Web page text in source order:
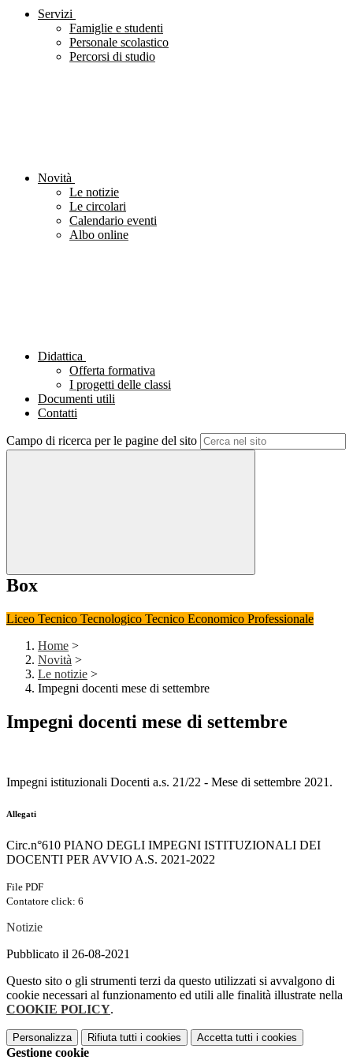
Servizi
Famiglie e studenti
Personale scolastico
Percorsi di studio
Novità
Le notizie
Le circolari
Calendario eventi
Albo online
Didattica
Offerta formativa
I progetti delle classi
Documenti utili
Contatti
Campo di ricerca per le pagine del sito
Box
Liceo Tecnico Tecnologico Tecnico Economico Professionale
Home >
Novità >
Le notizie >
Impegni docenti mese di settembre
Impegni docenti mese di settembre
Impegni istituzionali Docenti a.s. 21/22 - Mese di settembre 2021.
Allegati
Circ.n°610 PIANO DEGLI IMPEGNI ISTITUZIONALI DEI
DOCENTI PER AVVIO A.S. 2021-2022
File PDF
Contatore click: 6
Notizie
Pubblicato il 26-08-2021
Questo sito o gli strumenti terzi da questo utilizzati si avvalgono di
cookie necessari al funzionamento ed utili alle finalità illustrate nella
COOKIE POLICY.
Personalizza Rifiuta tutti i cookies Accetta tutti i cookies
Gestione cookie